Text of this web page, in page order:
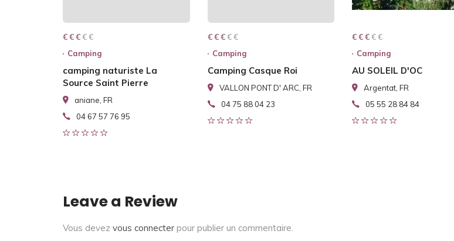
€ € € € €
€ € €
Camping
camping naturiste La
Source Saint Pierre
aniane, FR
04 67 57 76 95
€ € € € €
€ € €
Camping
Camping Casque Roi
VALLON PONT D' ARC, FR
04 75 88 04 23
€ € € € €
€ € €
Camping
AU SOLEIL D'OC
Argentat, FR
05 55 28 84 84
Leave a Review
Vous devez vous connecter pour publier un commentaire.